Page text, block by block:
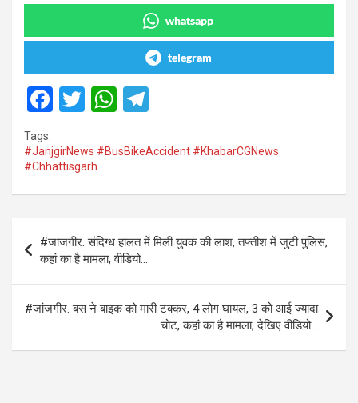
whatsapp
telegram
F
ce
b
o
k
T
tt
er
W
at
A
p
e
a
Tags:
#JanjgirNews #BusBikeAccident #KhabarCGNews
#Chhattisgarh
navigation
#जांजगीर. संदिग्ध हालत में मिली युवक की लाश, तफ्तीश में जुटी पुलिस,
कहां का है मामला, वीडियो…
#जांजगीर. बस ने बाइक को मारी टक्कर, 4 लोग घायल, 3 को आई ज्यादा
चोट, कहां का है मामला, देखिए वीडियो…